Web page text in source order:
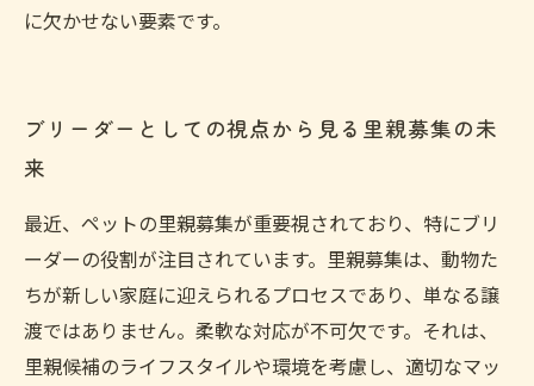
に欠かせない要素です。
ブリーダーとしての視点から見る里親募集の未
来
最近、ペットの里親募集が重要視されており、特にブリ
ーダーの役割が注目されています。里親募集は、動物た
ちが新しい家庭に迎えられるプロセスであり、単なる譲
渡ではありません。柔軟な対応が不可欠です。それは、
里親候補のライフスタイルや環境を考慮し、適切なマッ